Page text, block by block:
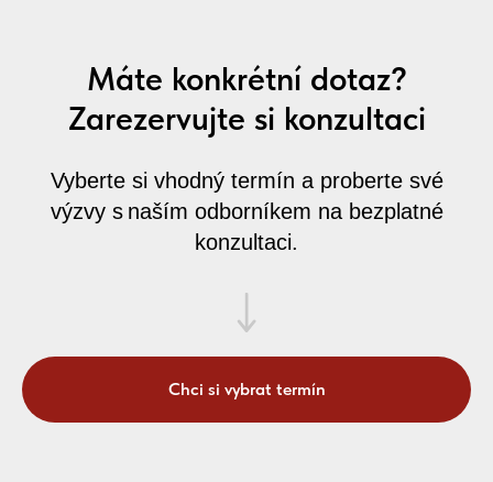
Máte konkrétní dotaz?
Zarezervujte si konzultaci
Vyberte si vhodný termín a proberte své
výzvy s naším odborníkem na bezplatné
konzultaci.
Chci si vybrat termín